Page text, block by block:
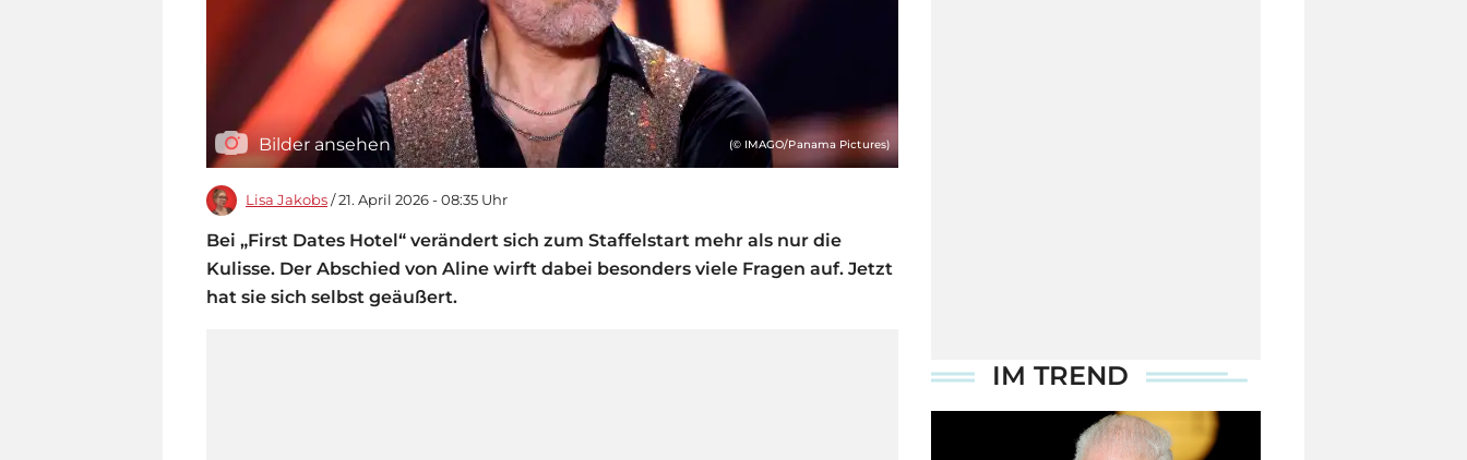
Bilder ansehen (© IMAGO/Panama Pictures)
Lisa Jakobs / 21. April 2026 - 08:35 Uhr
Bei „First Dates Hotel“ verändert sich zum Staffelstart mehr als nur die
Kulisse. Der Abschied von Aline wirft dabei besonders viele Fragen auf. Jetzt
hat sie sich selbst geäußert.
IM TREND